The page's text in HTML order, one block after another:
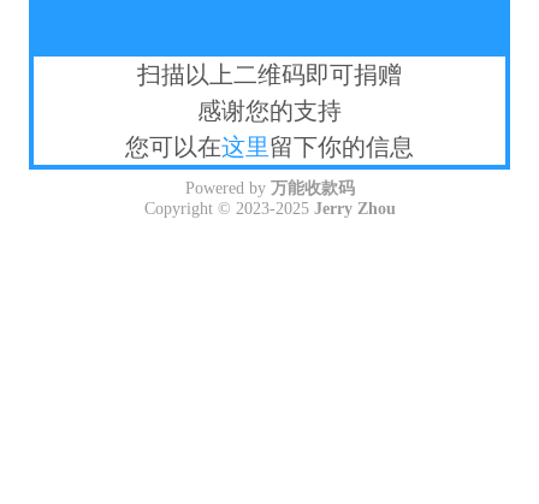
扫描以上二维码即可捐赠
感谢您的支持
您可以在这里留下你的信息
Powered by 万能收款码
Copyright © 2023-2025 Jerry Zhou